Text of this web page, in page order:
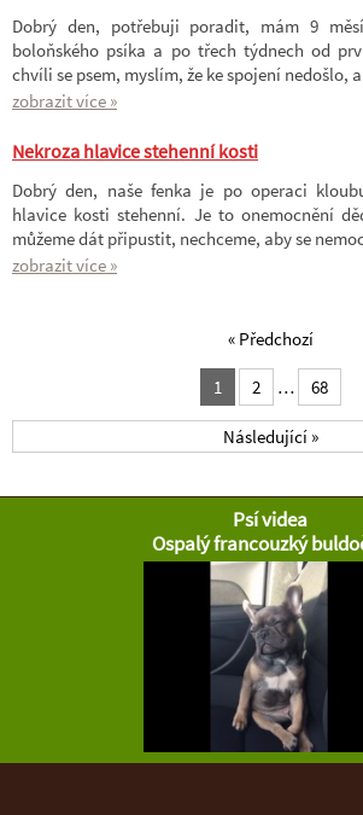
Dobrý den, potřebuji poradit, mám 9
boloňského psíka a po třech týdnech od
chvíli se psem, myslím, že ke spojení nedošlo,
zobrazit více »
Nekroza hlavice stehenní kosti
Dobrý den, naše fenka je po operaci
hlavice kosti stehenní. Je to onemocnění
můžeme dát připustit, nechceme, aby se
zobrazit více »
« Předchozí
1 2 … 68
Následující »
Psí videa
Ospalý francouzký